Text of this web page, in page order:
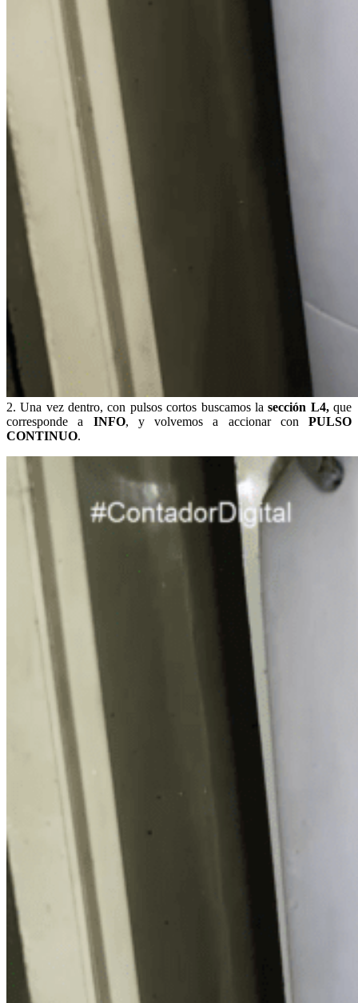
2. Una vez dentro, con pulsos cortos buscamos lasección L4,que
corresponde a INFO, y volvemos a accionar con PULSO
CONTINUO.